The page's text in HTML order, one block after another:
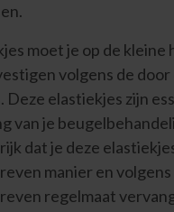
moet je op de kleine
volgens de door
elastiekjes zijn
van je
dat je deze
manier en volgens
regelmaat